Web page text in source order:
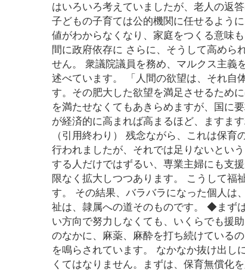
はいろいろ考えていましたが、老人の返
子どもの子育ては公的機関に任せるよう
値がわからなくなり、家庭をつくる意味
間に政府依存に さらに、そうして高めら
せん。 衆議院議員を務め、マルクス主義
述べています。 「人間の欲望は、それ自
す。その肥大した欲望を満足させるため
を満たせなくてもあきらめますが、国に
が経済的に高まれば高まるほど、ますま
（引用終わり） 残念ながら、これは保
行われましたが、それでは足りないとい
する人だけではずるい、専業主婦にも支
限なく拡大しつつあります。 こうして福
す。 その結果、バラバラになった個人は
祉は、隷属への道そのものです。 ◆まず
い方向で努力しなくても、いくらでも援
のなかに、麻薬、麻酔を打ち続けている
を鳴らされています。 なかなか抜け出し
くてはなりません。まずは、保育無償化